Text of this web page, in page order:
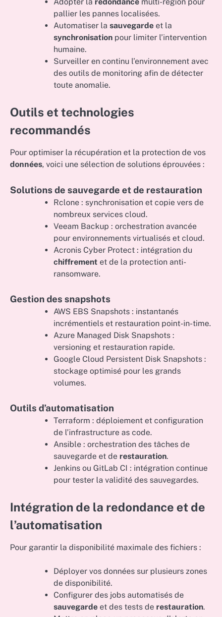
Adopter la redondance multi-région pour
pallier les pannes localisées.
Automatiser la sauvegarde et la
synchronisation pour limiter l’intervention
humaine.
Surveiller en continu l’environnement avec
des outils de monitoring afin de détecter
toute anomalie.
Outils et technologies
recommandés
Pour optimiser la récupération et la protection de vos
données, voici une sélection de solutions éprouvées :
Solutions de sauvegarde et de restauration
Rclone : synchronisation et copie vers de
nombreux services cloud.
Veeam Backup : orchestration avancée
pour environnements virtualisés et cloud.
Acronis Cyber Protect : intégration du
chiffrement et de la protection anti-
ransomware.
Gestion des snapshots
AWS EBS Snapshots : instantanés
incrémentiels et restauration point-in-time.
Azure Managed Disk Snapshots :
versioning et restauration rapide.
Google Cloud Persistent Disk Snapshots :
stockage optimisé pour les grands
volumes.
Outils d’automatisation
Terraform : déploiement et configuration
de l’infrastructure as code.
Ansible : orchestration des tâches de
sauvegarde et de restauration.
Jenkins ou GitLab CI : intégration continue
pour tester la validité des sauvegardes.
Intégration de la redondance et de
l’automatisation
Pour garantir la disponibilité maximale des fichiers :
Déployer vos données sur plusieurs zones
de disponibilité.
Configurer des jobs automatisés de
sauvegarde et des tests de restauration.